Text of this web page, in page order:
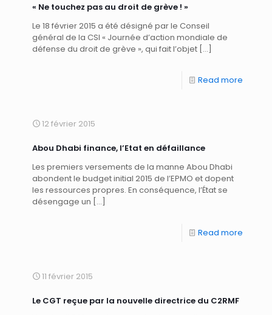
« Ne touchez pas au droit de grève ! »
Le 18 février 2015 a été désigné par le Conseil
général de la CSI « Journée d’action mondiale de
défense du droit de grève », qui fait l’objet […]
Read more
12 février 2015
Abou Dhabi finance, l’Etat en défaillance
Les premiers versements de la manne Abou Dhabi
abondent le budget initial 2015 de l’EPMO et dopent
les ressources propres. En conséquence, l’État se
désengage un […]
Read more
11 février 2015
Le CGT reçue par la nouvelle directrice du C2RMF